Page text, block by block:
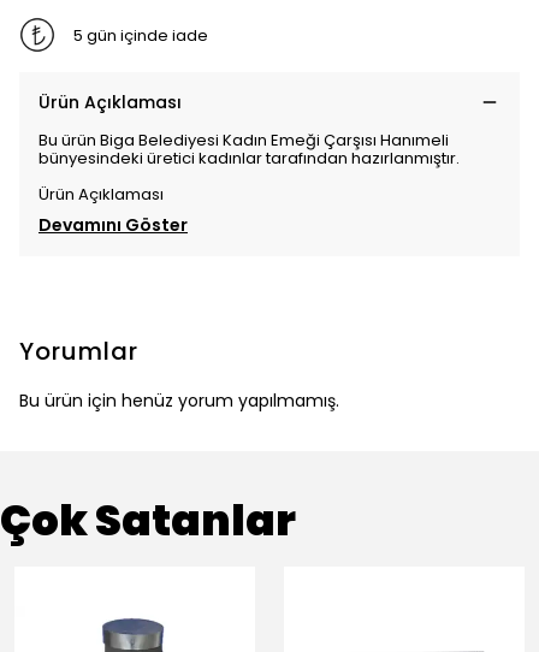
5 gün içinde iade
Ürün Açıklaması
Bu ürün Biga Belediyesi Kadın Emeği Çarşısı Hanımeli
bünyesindeki üretici kadınlar tarafından hazırlanmıştır.
Ürün Açıklaması
Devamını Göster
Yorumlar
Bu ürün için henüz yorum yapılmamış.
Çok Satanlar